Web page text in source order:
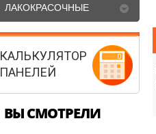
ЛАКОКРАСОЧНЫЕ
МАТЕРИАЛЫ
КАЛЬКУЛЯТОР
ПАНЕЛЕЙ
ВЫ СМОТРЕЛИ